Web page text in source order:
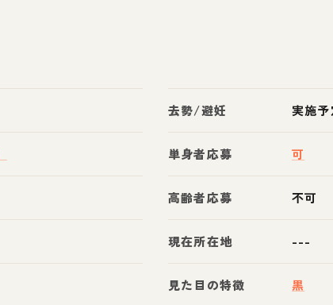
去勢/避妊 実施
単身者応募 可
高齢者応募 不可
現在所在地 ---
見た目の特徴 黒